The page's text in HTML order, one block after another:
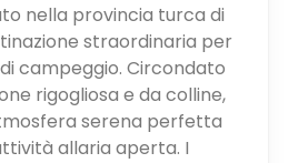
nella provincia turca di
straordinaria per
campeggio. Circondato
rigogliosa e da colline,
serena perfetta
allaria aperta. I